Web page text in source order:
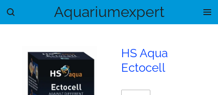
Ga
hoofdinhoud
Aquariumexpert
HS Aqua
Ectocell